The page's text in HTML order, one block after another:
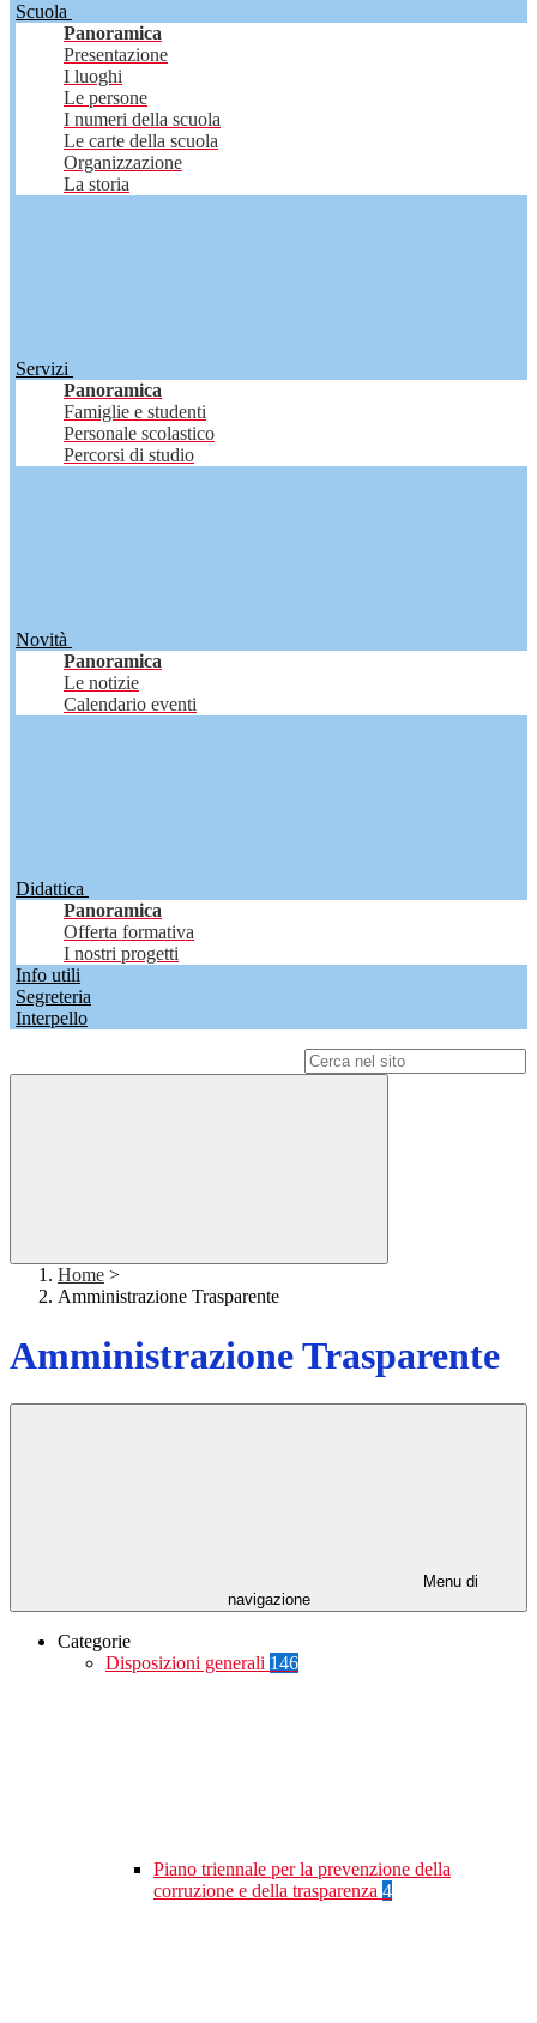
Scuola
Panoramica
Presentazione
I luoghi
Le persone
I numeri della scuola
Le carte della scuola
Organizzazione
La storia
Servizi
Panoramica
Famiglie e studenti
Personale scolastico
Percorsi di studio
Novità
Panoramica
Le notizie
Calendario eventi
Didattica
Panoramica
Offerta formativa
I nostri progetti
Info utili
Segreteria
Interpello
Home >
Amministrazione Trasparente
Amministrazione Trasparente
Menu di
navigazione
Categorie
Disposizioni generali 146
Piano triennale per la prevenzione della
corruzione e della trasparenza 4